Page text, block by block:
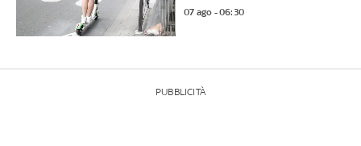
07 ago - 06:30
PUBBLICITÀ